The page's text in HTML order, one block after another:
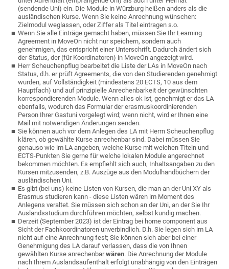
(sendende Uni) ein. Die Module in Würzburg heißen anders als die
ausländischen Kurse. Wenn Sie keine Anrechnung wünschen:
Zielmodul weglassen, oder Ziffer als Titel eintragen s.o.
Wenn Sie alle Einträge gemacht haben, müssen Sie Ihr Learning
Agreement in MoveOn nicht nur speichern, sondern auch
genehmigen, das entspricht einer Unterschrift. Dadurch ändert sich
der Status, der (für Koordinatoren) in MoveOn angezeigt wird.
Herr Scheuchenpflug bearbeitet die Liste der LAs in MoveOn nach
Status, d.h. er prüft Agreements, die von den Studierenden genehmigt
wurden, auf Vollständigkeit (mindestens 20 ECTS, 10 aus dem
Hauptfach) und auf prinzipielle Anrechenbarkeit der gewünschten
korrespondierenden Module. Wenn alles ok ist, genehmigt er das LA
ebenfalls, wodurch das Formular der erasmuskoordinierenden
Person Ihrer Gastuni vorgelegt wird; wenn nicht, wird er Ihnen eine
Mail mit notwendigen Änderungen senden.
Sie können auch vor dem Anlegen des LA mit Herrn Scheuchenpflug
klären, ob gewählte Kurse anrechenbar sind. Dabei müssen Sie
genauso wie im LA angeben, welche Kurse mit welchen Titeln und
ECTS-Punkten Sie gerne für welche lokalen Module angerechnet
bekommen möchten. Es empfiehlt sich auch, Inhaltsangaben zu den
Kursen mitzusenden, z.B. Auszüge aus den Modulhandbüchern der
ausländischen Uni.
Es gibt (bei uns) keine Listen von Kursen, die man an der Uni XY als
Erasmus studieren kann - diese Listen wären im Moment des
Anlegens veraltet. Sie müssen sich schon an der Uni, an der Sie Ihr
Auslandsstudium durchführen möchten, selbst kundig machen.
Derzeit (September 2023) ist der Eintrag bei home component aus
Sicht der Fachkoordinatoren unverbindlich. D.h. Sie legen sich im LA
nicht auf eine Anrechnung fest; Sie können sich aber bei einer
Genehmigung des LA darauf verlassen, dass die von Ihnen
gewählten Kurse anrechenbarwären. Die Anrechnung der Module
nach Ihrem Auslandsaufenthalt erfolgt unabhängig von den Einträgen